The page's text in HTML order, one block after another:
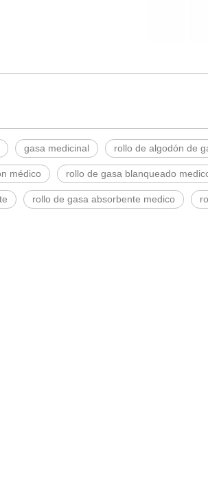
gasa medicinal rollo de algodón de
médico rollo de gasa blanqueado
rollo de gasa absorbente medico